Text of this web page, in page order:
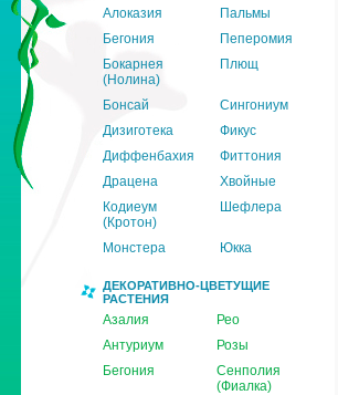
Алоказия
Пальмы
Бегония
Пеперомия
Бокарнея
(Нолина)
Плющ
Бонсай
Сингониум
Дизиготека
Фикус
Диффенбахия
Фиттония
Драцена
Хвойные
Кодиеум
(Кротон)
Шефлера
Монстера Юкка
ДЕКОРАТИВНО-ЦВЕТУЩИЕ
РАСТЕНИЯ
Азалия
Рео
Антуриум
Розы
Бегония
Сенполия
(Фиалка)